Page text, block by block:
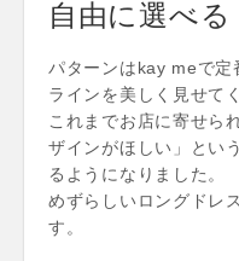
自由に選べる
パターンはkay meで定
ラインを美しく見せて
これまでお店に寄せら
ザインがほしい」とい
るようになりました。
めずらしいロングドレ
す。